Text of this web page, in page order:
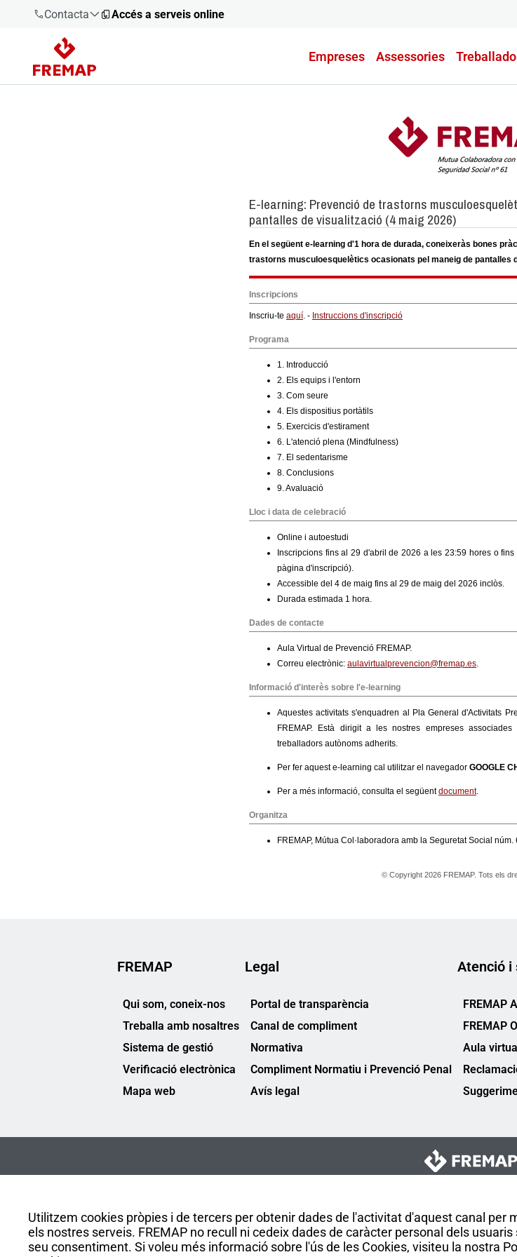
Contacta
900 61 00
61
Accés a serveis online
Empreses Assessories
Utilitzem cookies pròpies i de tercers per obtenir dades de l'activitat d'aquest canal per
els nostres serveis. FREMAP no recull ni cedeix dades de caràcter personal dels usuaris
seu consentiment. Si voleu més informació sobre l'ús de les Cookies, visiteu la nostra
FREMAP
Qui som, coneix-nos
Treballa amb nosaltres
Sistema de gestió
Verificació electrònica
Mapa web
Legal
Portal de transparència
Canal de compliment
Normativa
Compliment Normatiu i Prevenció Penal
Avís legal
Atenció i
FREMAP
FREMAP
Aula